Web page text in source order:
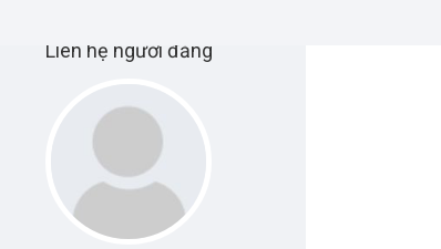
Liên hệ người đăng